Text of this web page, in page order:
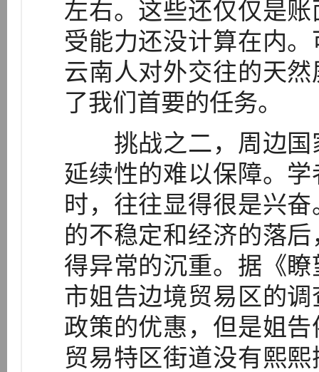
左右。这些还仅仅是
受能力还没计算在内
云南人对外交往的天
了我们首要的任务。
挑战之二，周边国
延续性的难以保障。
时，往往显得很是兴
的不稳定和经济的落
得异常的沉重。据《
市姐告边境贸易区的
政策的优惠，但是姐
贸易特区街道没有熙